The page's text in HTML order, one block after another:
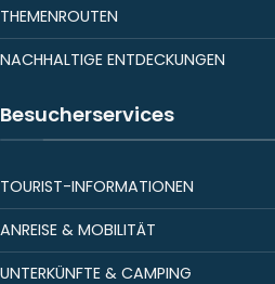
THEMENROUTEN
NACHHALTIGE ENTDECKUNGEN
Besucherservices
TOURIST-INFORMATIONEN
ANREISE & MOBILITÄT
UNTERKÜNFTE & CAMPING